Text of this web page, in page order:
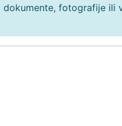
fotografije ili